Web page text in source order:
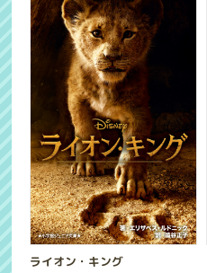
ライオン・キング